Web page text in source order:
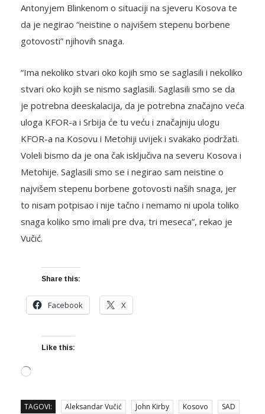
Antonyjem Blinkenom o situaciji na sjeveru Kosova te
da je negirao “neistine o najvišem stepenu borbene
gotovosti” njihovih snaga.
“Ima nekoliko stvari oko kojih smo se saglasili i nekoliko
stvari oko kojih se nismo saglasili. Saglasili smo se da
je potrebna deeskalacija, da je potrebna značajno veća
uloga KFOR-a i Srbija će tu veću i značajniju ulogu
KFOR-a na Kosovu i Metohiji uvijek i svakako podržati.
Voleli bismo da je ona čak isključiva na severu Kosova i
Metohije. Saglasili smo se i negirao sam neistine o
najvišem stepenu borbene gotovosti naših snaga, jer
to nisam potpisao i nije tačno i nemamo ni upola toliko
snaga koliko smo imali pre dva, tri meseca”, rekao je
Vučić.
Share this:
Facebook X
Like this:
Loading…
TAGOVI: Aleksandar Vučić John Kirby Kosovo SAD